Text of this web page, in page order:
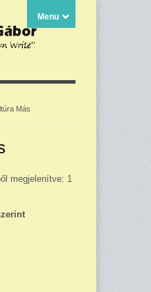
Menu
Más
megjelenítve: 1